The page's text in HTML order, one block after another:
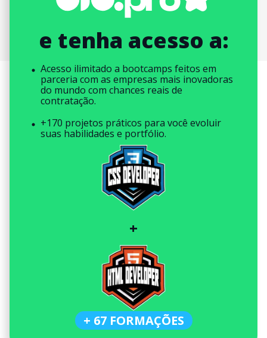
e tenha acesso a:
Acesso ilimitado a bootcamps feitos em
parceria com as empresas mais inovadoras
do mundo com chances reais de
contratação.
+170 projetos práticos para você evoluir
suas habilidades e portfólio.
+
+ 67 FORMAÇÕES